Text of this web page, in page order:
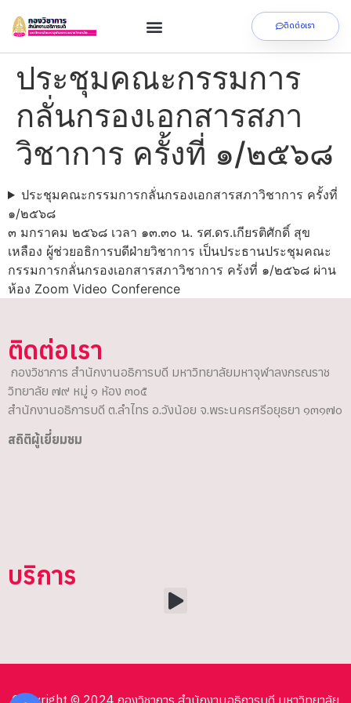
ติดต่อเรา
ประชุมคณะกรรมการ
กลั่นกรองเอกสารสภา
วิชาการ ครั้งที่ ๑/๒๕๖๘
ประชุมคณะกรรมการกลั่นกรองเอกสารสภาวิชาการ ครั้งที่
๑/๒๕๖๘
๓ มกราคม ๒๕๖๘ เวลา ๑๓.๓๐ น. รศ.ดร.เกียรติศักดิ์ สุข
เหลือง ผู้ช่วยอธิการบดีฝ่ายวิชาการ เป็นประธานประชุมคณะ
กรรมการกลั่นกรองเอกสารสภาวิชาการ คร้งที่ ๑/๒๕๖๘ ผ่าน
ห้อง Zoom Video Conference
ติดต่อเรา
กองวิชาการ สำนักงานอธิการบดี มหาวิทยาลัยมหาจุฬาลงกรณราช
วิทยาลัย ๗๙ หมู่ ๑ ห้อง ๓๐๕
สำนักงานอธิการบดี ต.ลำไทร อ.วังน้อย จ.พระนครศรีอยุธยา ๑๓๑๗๐
สถิติผู้เยี่ยมชม
บริการ